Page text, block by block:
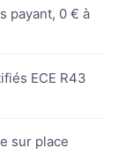
payant, 0 € à
ECE R43
sur place